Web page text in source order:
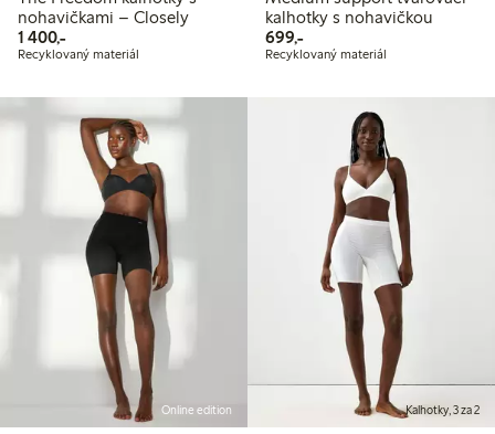
nohavičkami – Closely
1 400,-1 400,00 Kč
Recyklovaný materiál
kalhotky s nohavičkou
699,-699,00 Kč
Recyklovaný materiál
Online edition Kalhotky, 3 za 2